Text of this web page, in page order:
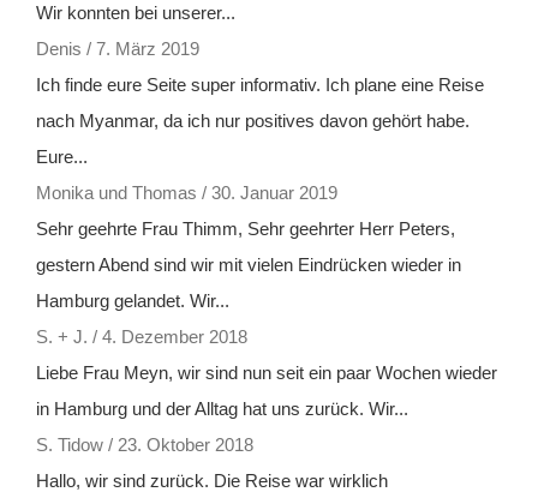
Wir konnten bei unserer...
Denis / 7. März 2019
Ich finde eure Seite super informativ. Ich plane eine Reise
nach Myanmar, da ich nur positives davon gehört habe.
Eure...
Monika und Thomas / 30. Januar 2019
Sehr geehrte Frau Thimm, Sehr geehrter Herr Peters,
gestern Abend sind wir mit vielen Eindrücken wieder in
Hamburg gelandet. Wir...
S. + J. / 4. Dezember 2018
Liebe Frau Meyn, wir sind nun seit ein paar Wochen wieder
in Hamburg und der Alltag hat uns zurück. Wir...
S. Tidow / 23. Oktober 2018
Hallo, wir sind zurück. Die Reise war wirklich